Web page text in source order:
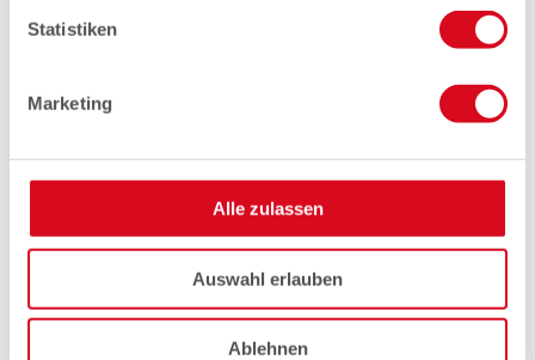
Statistiken
Marketing
Alle zulassen
Auswahl erlauben
Ablehnen